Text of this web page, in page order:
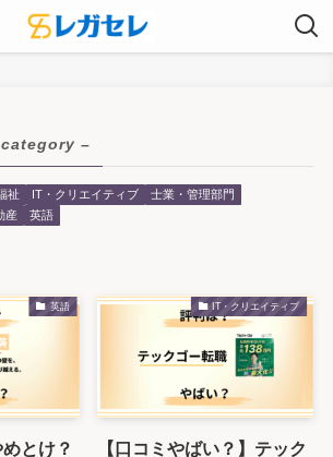
–
祉 IT・クリエイティブ
士業・管理部門
産 英語
英語
とけ？
IT・クリエイティブ
【口コミやばい？】テック